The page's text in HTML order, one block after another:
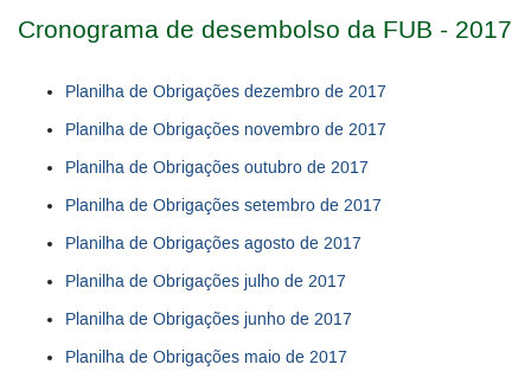
Cronograma de desembolso da FUB - 2017
Planilha de Obrigações dezembro de 2017
Planilha de Obrigações novembro de 2017
Planilha de Obrigações outubro de 2017
Planilha de Obrigações setembro de 2017
Planilha de Obrigações agosto de 2017
Planilha de Obrigações julho de 2017
Planilha de Obrigações junho de 2017
Planilha de Obrigações maio de 2017